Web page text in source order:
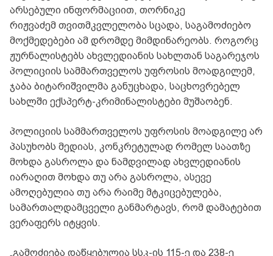
არსებული ინფორმაციით, თორნიკე
რიჟვაძემ თვითმკვლელობა სცადა, საგამოძიებო
მოქმედებები ამ დრომდე მიმდინარეობს. როგორც
ჟურნალისტებს ახვლედიანის სახლთან საგარეჯოს
პოლიციის სამმართველოს უფროსის მოადგილემ,
ჯაბა ბიტარიშვილმა განუცხადა, საცხოვრებელ
სახლში ექსპერტ-კრიმინალისტები მუშაობენ.
პოლიციის სამმართველოს უფროსის მოადგილე არ
პასუხობს მედიას, კონკრეტულად რომელ საათზე
მოხდა გასროლა და ნამდვილად ახვლედიანის
იარაღით მოხდა თუ არა გასროლა, ასევე
ამოღებულია თუ არა რაიმე მტკიცებულება,
სამართალდამცველი განმარტავს, რომ დამატებით
ვერაფერს იტყვის.
„გამოძიება დაწყებულია სსკ-ის 115-ე და 238-ე